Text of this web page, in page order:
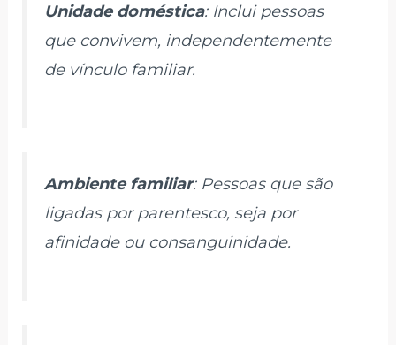
Unidade doméstica: Inclui pessoas
que convivem, independentemente
de vínculo familiar.
Ambiente familiar: Pessoas que são
ligadas por parentesco, seja por
afinidade ou consanguinidade.